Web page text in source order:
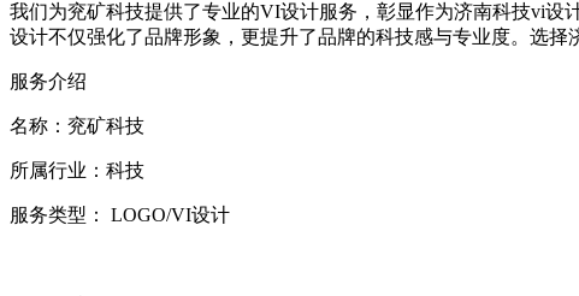
我们为兖矿科技提供了专业的VI设计服务，彰显作为济南科技vi
设计不仅强化了品牌形象，更提升了品牌的科技感与专业度。选
服务介绍
名称：兖矿科技
所属行业：科技
服务类型： LOGO/VI设计